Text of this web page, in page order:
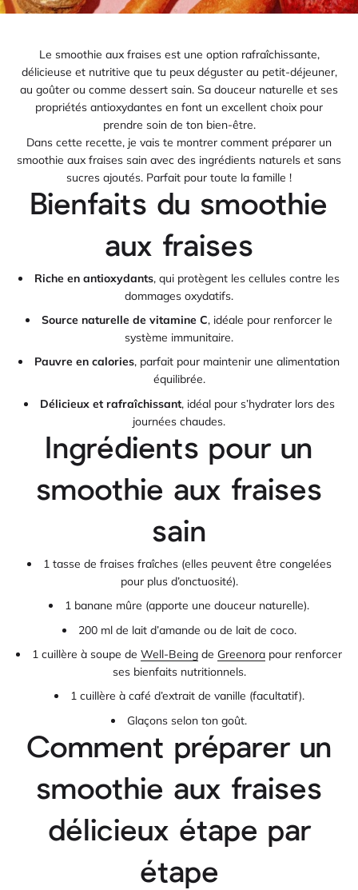
Le smoothie aux fraises est une option rafraîchissante,
délicieuse et nutritive que tu peux déguster au petit-déjeuner,
au goûter ou comme dessert sain. Sa douceur naturelle et ses
propriétés antioxydantes en font un excellent choix pour
prendre soin de ton bien-être.
Dans cette recette, je vais te montrer comment préparer un
smoothie aux fraises sain avec des ingrédients naturels et sans
sucres ajoutés. Parfait pour toute la famille !
Bienfaits du smoothie
aux fraises
Riche en antioxydants, qui protègent les cellules contre les
dommages oxydatifs.
Source naturelle de vitamine C, idéale pour renforcer le
système immunitaire.
Pauvre en calories, parfait pour maintenir une alimentation
équilibrée.
Délicieux et rafraîchissant, idéal pour s’hydrater lors des
journées chaudes.
Ingrédients pour un
smoothie aux fraises
sain
1 tasse de fraises fraîches (elles peuvent être congelées
pour plus d’onctuosité).
1 banane mûre (apporte une douceur naturelle).
200 ml de lait d’amande ou de lait de coco.
1 cuillère à soupe de Well-Being de Greenora pour renforcer
ses bienfaits nutritionnels.
1 cuillère à café d’extrait de vanille (facultatif).
Glaçons selon ton goût.
Comment préparer un
smoothie aux fraises
délicieux étape par
étape